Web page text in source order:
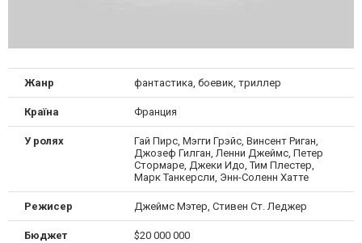
Жанр фантастика, боевик, триллер
Країна Франция
У ролях
Гай Пирс, Мэгги Грэйс, Винсент Риган,
Джозеф Гилган, Ленни Джеймс, Петер
Стормаре, Джеки Идо, Тим Плестер,
Марк Танкерсли, Энн-Соленн Хатте
Режисер Джеймс Мэтер, Стивен Ст. Леджер
Бюджет $20 000 000